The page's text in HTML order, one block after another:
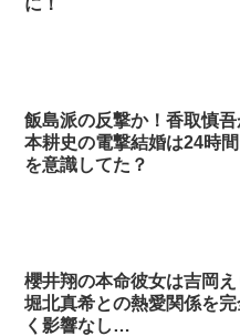
飯島派の反撃か！香取慎
本耕史の電撃結婚は24時
を意識してた？
櫻井翔の本命彼女は吉岡
堀北真希との熱愛関係を
く影響なし…